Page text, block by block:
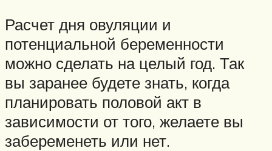
Расчет дня овуляции и
потенциальной беременности
можно сделать на целый год. Так
вы заранее будете знать, когда
планировать половой акт в
зависимости от того, желаете вы
забеременеть или нет.